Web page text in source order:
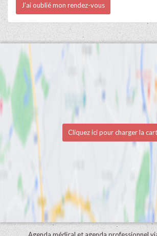
J'ai oublié mon rendez-vous
Cliquez ici pour charger la
Agenda médical et agenda professionnel